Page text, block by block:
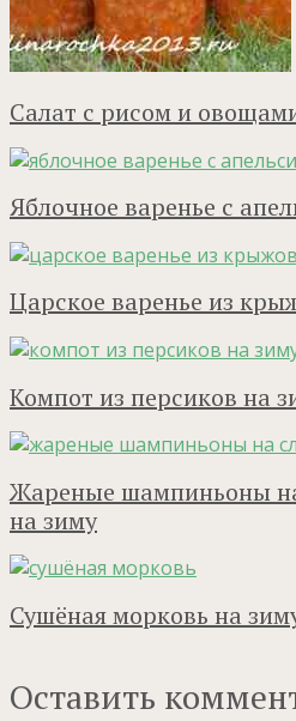
Салат с рисом и
Яблочное варенье с
Царское варенье из
Компот из персиков на
Жареные шампиньоны
на зиму
Сушёная морковь на
Оставить